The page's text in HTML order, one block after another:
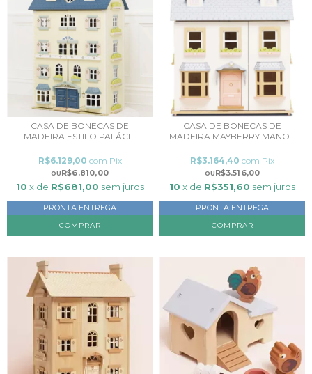
CASA DE BONECAS DE
MADEIRA ESTILO PALÁCI...
R$6.810,00
R$6.129,00 com Pix
10 x de R$681,00 sem juros
PRONTA ENTREGA
CASA DE BONECAS DE
MADEIRA MAYBERRY MANO...
R$3.516,00
R$3.164,40 com Pix
10 x de R$351,60 sem juros
PRONTA ENTREGA